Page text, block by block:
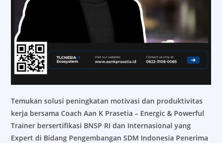
Temukan solusi peningkatan motivasi dan produktivitas
kerja bersama Coach Aan K Prasetia – Energic & Powerful
Trainer bersertifikasi BNSP RI dan Internasional yang
Expert di Bidang Pengembangan SDM Indonesia Penerima